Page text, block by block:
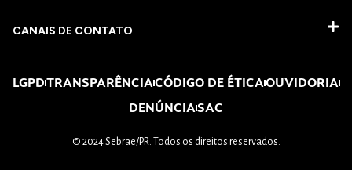
CANAIS DE CONTATO
LGPDTRANSPARÊNCIACÓDIGO DE ÉTICAOUVIDORIA
DENÚNCIASAC
© 2024 Sebrae/PR. Todos os direitos reservados.